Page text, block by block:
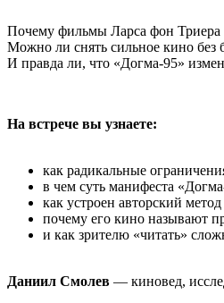
Почему фильмы Ларса фон
Можно ли снять сильное кино
И правда ли, что «Догма-95»
На встрече вы узнаете:
как радикальные
в чем суть манифеста
как устроен авторский
почему его кино называют
и как зрителю «читать»
Даниил Смолев — киновед,